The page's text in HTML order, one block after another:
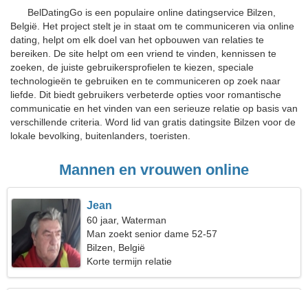
BelDatingGo is een populaire online datingservice Bilzen,
België. Het project stelt je in staat om te communiceren via online
dating, helpt om elk doel van het opbouwen van relaties te
bereiken. De site helpt om een vriend te vinden, kennissen te
zoeken, de juiste gebruikersprofielen te kiezen, speciale
technologieën te gebruiken en te communiceren op zoek naar
liefde. Dit biedt gebruikers verbeterde opties voor romantische
communicatie en het vinden van een serieuze relatie op basis van
verschillende criteria. Word lid van gratis datingsite Bilzen voor de
lokale bevolking, buitenlanders, toeristen.
Mannen en vrouwen online
Jean
60 jaar, Waterman
Man zoekt senior dame 52-57
Bilzen, België
Korte termijn relatie